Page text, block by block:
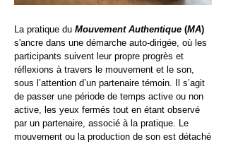
La pratique du Mouvement Authentique (MA)
s'ancre dans une démarche auto-dirigée, où les
participants suivent leur propre progrès et
réflexions à travers le mouvement et le son,
sous l’attention d’un partenaire témoin. Il s’agit
de passer une période de temps active ou non
active, les yeux fermés tout en étant observé
par un partenaire, associé à la pratique. Le
mouvement ou la production de son est détaché